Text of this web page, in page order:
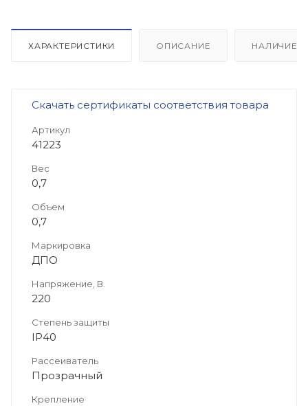
ХАРАКТЕРИСТИКИ ОПИСАНИЕ НАЛИЧИЕ
Скачать сертификаты соответствия товара
Артикул
41223
Вес
0,7
Объем
0,7
Маркировка
ДПО
Напряжение, В.
220
Степень защиты
IP40
Рассеиватель
Прозрачный
Крепление